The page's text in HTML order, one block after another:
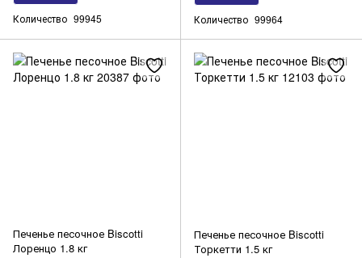
Количество 99945 Количество 99964
Печенье песочное Biscotti
Лоренцо 1.8 кг
Печенье песочное Biscotti
Торкетти 1.5 кг